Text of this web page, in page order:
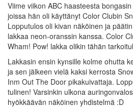
Viime viikon ABC haasteesta bongasin
joissa hän oli käyttänyt Color Clubin
Lopputulos oli kivan näköinen ja
lakkaa neon-oranssin kanssa. Color
Wham! Pow! lakka olikin tähän
Lakkasin ensin kynsille kolme ohutta
ja sen jälkeen vielä kaksi kerrosta
Inm Out The Door pikakuivattaja.
tulinen! Varsinkin ulkona
hyökkäävän näköinen yhdistelmä :D